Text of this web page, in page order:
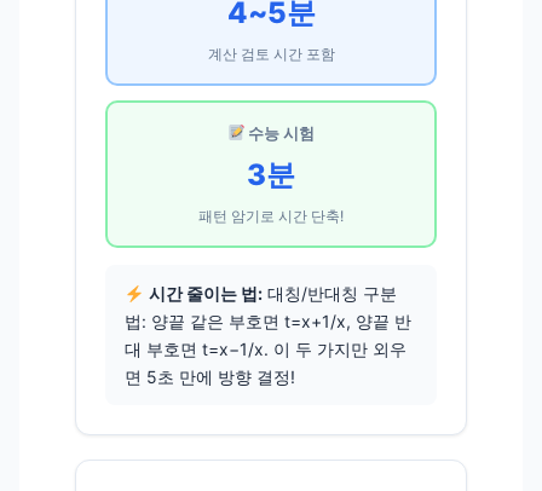
4~5분
계산 검토 시간 포함
수능 시험
3분
패턴 암기로 시간 단축!
시간 줄이는 법:대칭/반대칭 구분
법: 양끝 같은 부호면 t=x+1/x, 양끝 반
대 부호면 t=x−1/x. 이 두 가지만 외우
면 5초 만에 방향 결정!